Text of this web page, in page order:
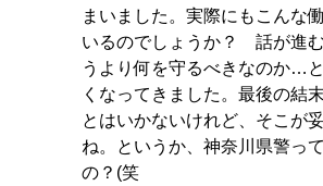
まいました。実際にもこんな
いるのでしょうか？ 話が進
うより何を守るべきなのか…
くなってきました。最後の結
とはいかないけれど、そこが
ね。というか、神奈川県警っ
の？(笑